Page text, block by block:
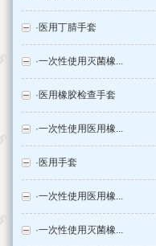
· 医用丁腈手套
·一次性使用灭菌橡...
· 医用橡胶检查手套
·一次性使用医用橡...
· 医用手套
·一次性使用医用橡...
·一次性使用灭菌橡...